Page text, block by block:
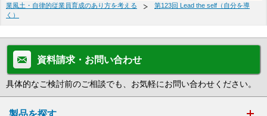
業風土・自律的従業員育成のあり方を考える
第123回 Lead the self（自分を導
く）
資料請求・お問い合わせ
具体的なご検討前のご相談でも、お気軽にお問い合わせください。
製品を探す